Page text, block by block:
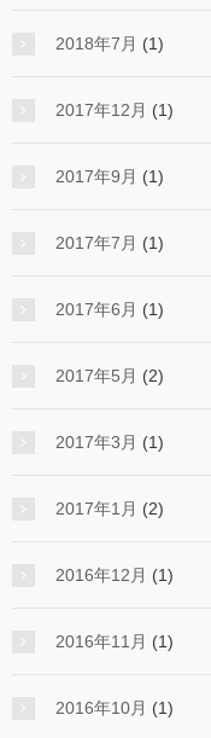
2018年7月 (1)
2017年12月 (1)
2017年9月 (1)
2017年7月 (1)
2017年6月 (1)
2017年5月 (2)
2017年3月 (1)
2017年1月 (2)
2016年12月 (1)
2016年11月 (1)
2016年10月 (1)